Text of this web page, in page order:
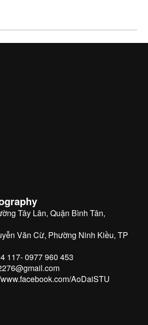
Tây Lân, Quận Bình Tân,
Văn Cừ, Phường Ninh Kiều, TP
117- 0977 960 453
AoDaiSTU